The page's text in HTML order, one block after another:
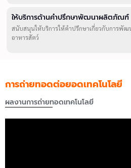
ให้บริการด้านคำปรึกษาพัฒนาผลิตภัณฑ์
สนับสนุนให้บริการให้คำปรึกษาเกี่ยวกับการพั
อาหารสัตว์
การถ่ายทอดต่อยอดเทคโนโลยี
ผลงานการถ่ายทอดเทคโนโลยี